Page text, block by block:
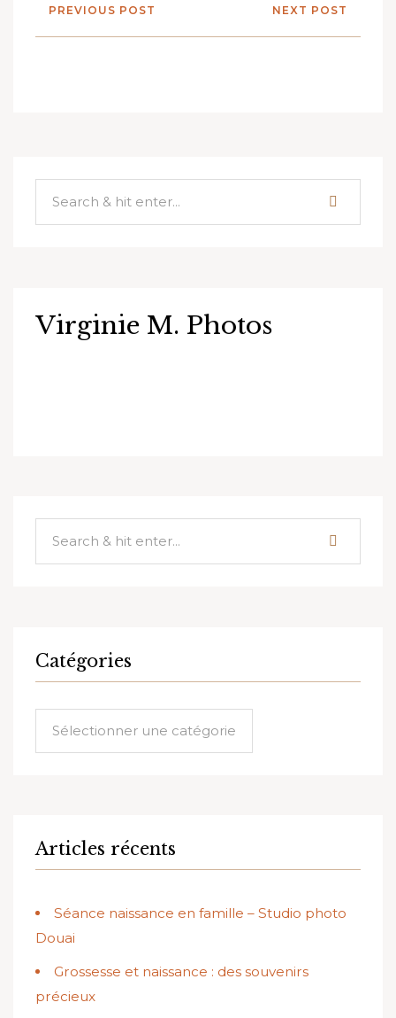
PREVIOUS POST NEXT POST
Virginie M. Photos
Catégories
Articles récents
Séance naissance en famille – Studio photo
Douai
Grossesse et naissance : des souvenirs
précieux